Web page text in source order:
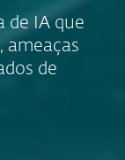
de IA que
ameaças
de